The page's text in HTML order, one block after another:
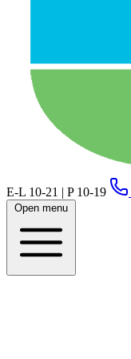
E-L 10-21 | P 10-19
Open menu